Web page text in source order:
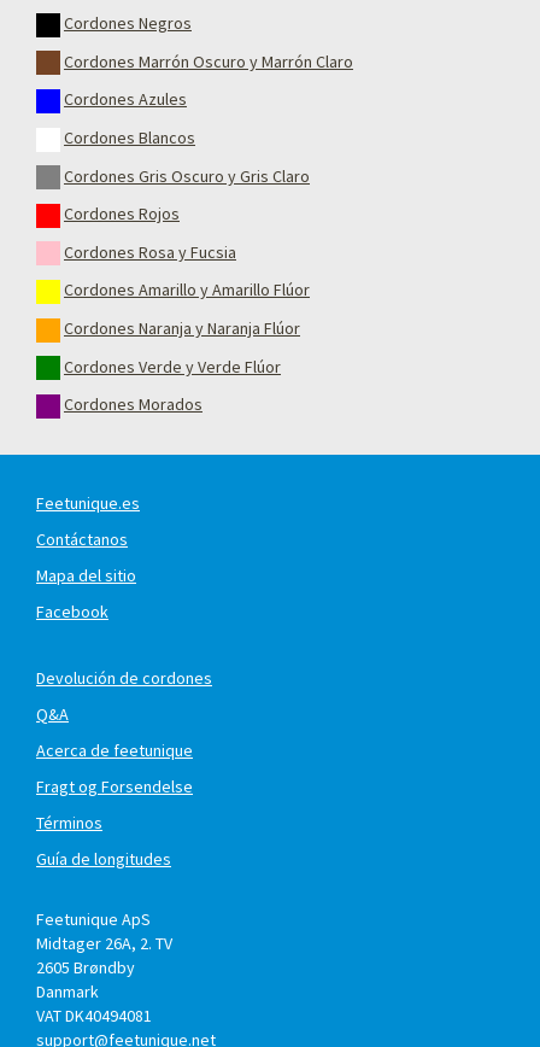
Cordones Negros
Cordones Marrón Oscuro y Marrón Claro
Cordones Azules
Cordones Blancos
Cordones Gris Oscuro y Gris Claro
Cordones Rojos
Cordones Rosa y Fucsia
Cordones Amarillo y Amarillo Flúor
Cordones Naranja y Naranja Flúor
Cordones Verde y Verde Flúor
Cordones Morados
Feetunique.es
Contáctanos
Mapa del sitio
Facebook
Devolución de cordones
Q&A
Acerca de feetunique
Fragt og Forsendelse
Términos
Guía de longitudes
Feetunique ApS
Midtager 26A, 2. TV
2605 Brøndby
Danmark
VAT DK40494081
support@feetunique.net